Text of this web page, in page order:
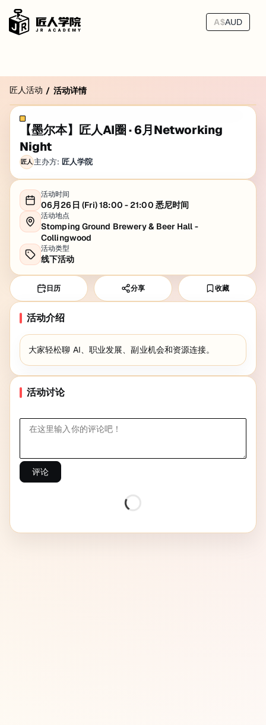
A$AUD
匠人活动 / 活动详情
【墨尔本】匠人AI圈 · 6月Networking
Night
匠人 主办方: 匠人学院
活动时间
06月26日 (Fri) 18:00 - 21:00 悉尼时间
活动地点
Stomping Ground Brewery & Beer Hall -
Collingwood
活动类型
线下活动
日历 分享 收藏
活动介绍
大家轻松聊 AI、职业发展、副业机会和资源连接。
活动讨论
评论